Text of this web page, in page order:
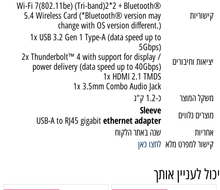
קישוריות
Wi-Fi 7(802.11be) (Tri-band)2*2 + Bluetooth®
5.4 Wireless Card (*Bluetooth® version may
change with OS version different.)
יציאות וחיבורים
1x USB 3.2 Gen 1 Type-A (data speed up to
5Gbps)
2x Thunderbolt™ 4 with support for display /
power delivery (data speed up to 40Gbps)
1x HDMI 2.1 TMDS
1x 3.5mm Combo Audio Jack
משקל המוצר
כ-1.2 ק"ג
מוצרים נלווים
Sleeve
USB-A to RJ45 gigabitethernet adapter
אחריות
שנה באתר הלקוח
קישור למפרט מלא לחצו כאן
יכול לעניין אותך